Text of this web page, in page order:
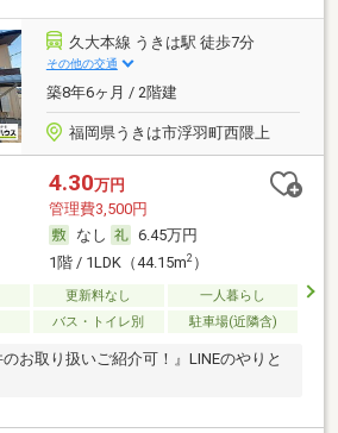
久大本線 うきは駅 徒歩7分
その他の交通
築8年6ヶ月 / 2階建
福岡県うきは市浮羽町西隈上
4.30万円
管理費3,500円
なし
6.45万円
1階 / 1LDK（44.15m2）
更新料なし
一人暮らし
バス・トイレ別 駐車場(近隣含)
のお取り扱いご紹介可！』LINEのやりと